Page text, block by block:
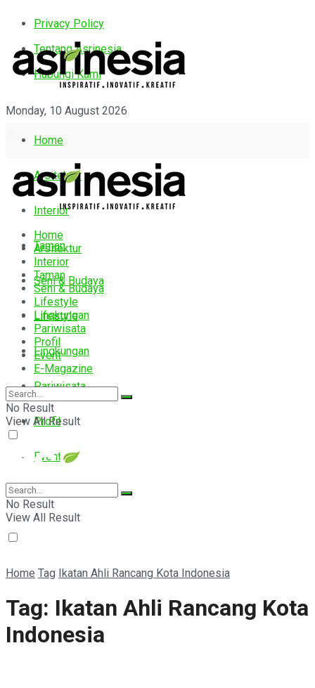
Privacy Policy
Tentang Asrinesia
Hubungi Kami
Monday, 10 August 2026
Home
Arsitektur
Interior
Taman
Seni & Budaya
Lifestyle
Lingkungan
Pariwisata
Profil
Event
E-Magazine
Home
Arsitektur
Interior
Taman
Seni & Budaya
Lifestyle
Lingkungan
Pariwisata
Profil
Event
E-Magazine
No Result
View All Result
No Result
View All Result
Home Tag Ikatan Ahli Rancang Kota Indonesia
Tag: Ikatan Ahli Rancang Kota
Indonesia